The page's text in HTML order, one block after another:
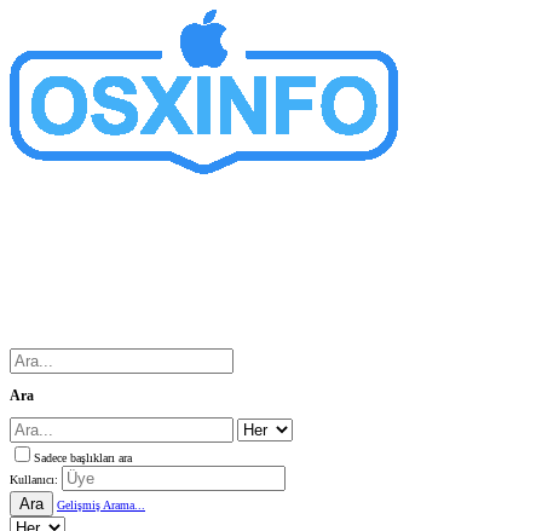
Ara
Sadece başlıkları ara
Kullanıcı:
Ara Gelişmiş Arama...